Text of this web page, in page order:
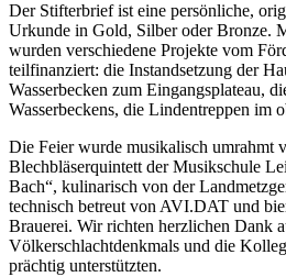
Der Stifterbrief ist eine persönliche,
Urkunde in Gold, Silber oder Bronze.
wurden verschiedene Projekte vom
teilfinanziert: die Instandsetzung der
Wasserbecken zum Eingangsplateau,
Wasserbeckens, die Lindentreppen im
Die Feier wurde musikalisch umrahmt
Blechbläserquintett der Musikschule
Bach“, kulinarisch von der
technisch betreut von AVI.DAT und
Brauerei. Wir richten herzlichen Dank
Völkerschlachtdenkmals und die
prächtig unterstützten.